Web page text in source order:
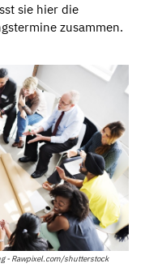
sie hier die
zusammen.
- Rawpixel.com/shutterstock